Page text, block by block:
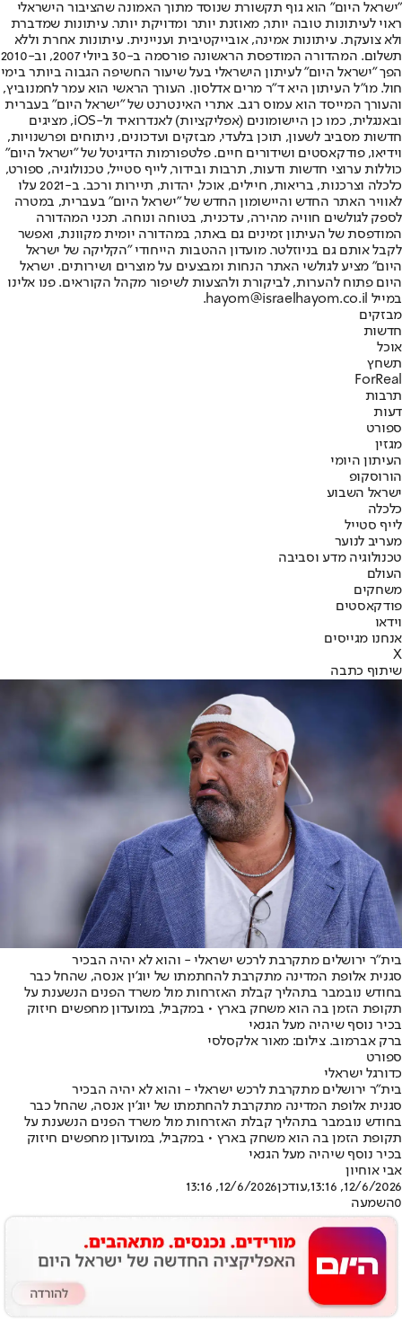
"ישראל היום" הוא גוף תקשורת שנוסד מתוך האמונה שהציבור הישראלי
ראוי לעיתונות טובה יותר, מאוזנת יותר ומדויקת יותר. עיתונות שמדברת
ולא צועקת. עיתונות אמינה, אובייקטיבית ועניינית. עיתונות אחרת וללא
תשלום. המהדורה המודפסת הראשונה פורסמה ב-30 ביולי 2007, וב-2010
הפך "ישראל היום" לעיתון הישראלי בעל שיעור החשיפה הגבוה ביותר בימי
חול. מו"ל העיתון היא ד"ר מרים אדלסון. העורך הראשי הוא עמר לחמנוביץ,
והעורך המייסד הוא עמוס רגב. אתרי האינטרנט של "ישראל היום" בעברית
ובאנגלית, כמו כן היישומונים (אפליקציות) לאנדרואיד ול-iOS, מציגים
חדשות מסביב לשעון, תוכן בלעדי, מבזקים ועדכונים, ניתוחים ופרשנויות,
וידיאו, פודקאסטים ושידורים חיים. פלטפורמות הדיגיטל של "ישראל היום"
כוללות ערוצי חדשות ודעות, תרבות ובידור, לייף סטייל, טכנולוגיה, ספורט,
כלכלה וצרכנות, בריאות, חיילים, אוכל, יהדות, תיירות ורכב. ב-2021 עלו
לאוויר האתר החדש והיישומון החדש של "ישראל היום" בעברית, במטרה
לספק לגולשים חוויה מהירה, עדכנית, בטוחה ונוחה. תכני המהדורה
המודפסת של העיתון זמינים גם באתר, במהדורה יומית מקוונת, ואפשר
לקבל אותם גם בניוזלטר. מועדון ההטבות הייחודי "הקליקה של ישראל
היום" מציע לגולשי האתר הנחות ומבצעים על מוצרים ושירותים. ישראל
היום פתוח להערות, לביקורת ולהצעות לשיפור מקהל הקוראים. פנו אלינו
במייל hayom@israelhayom.co.il.
מבזקים
חדשות
אוכל
תשחץ
ForReal
תרבות
דעות
ספורט
מגזין
העיתון היומי
הורוסקופ
ישראל השבוע
כלכלה
לייף סטייל
מעריב לנוער
טכנולוגיה מדע וסביבה
העולם
משחקים
פודקאסטים
וידאו
אנחנו מגייסים
X
שיתוף כתבה
בית"ר ירושלים מתקרבת לרכש ישראלי - והוא לא יהיה הבכיר
סגנית אלופת המדינה מתקרבת להחתמתו של יוג'ין אנסה, שהחל כבר
בחודש נובמבר בתהליך קבלת האזרחות מול משרד הפנים הנשענת על
תקופת הזמן בה הוא משחק בארץ • במקביל, במועדון מחפשים חיזוק
בכיר נוסף שיהיה מעל הגנאי
ברק אברמוב. צילום: מאור אלקסלסי
ספורט
כדורגל ישראלי
בית"ר ירושלים מתקרבת לרכש ישראלי - והוא לא יהיה הבכיר
סגנית אלופת המדינה מתקרבת להחתמתו של יוג'ין אנסה, שהחל כבר
בחודש נובמבר בתהליך קבלת האזרחות מול משרד הפנים הנשענת על
תקופת הזמן בה הוא משחק בארץ • במקביל, במועדון מחפשים חיזוק
בכיר נוסף שיהיה מעל הגנאי
אבי אוחיון
12/6/2026, 13:16
,עודכן12/6/2026, 13:16
0השמעה